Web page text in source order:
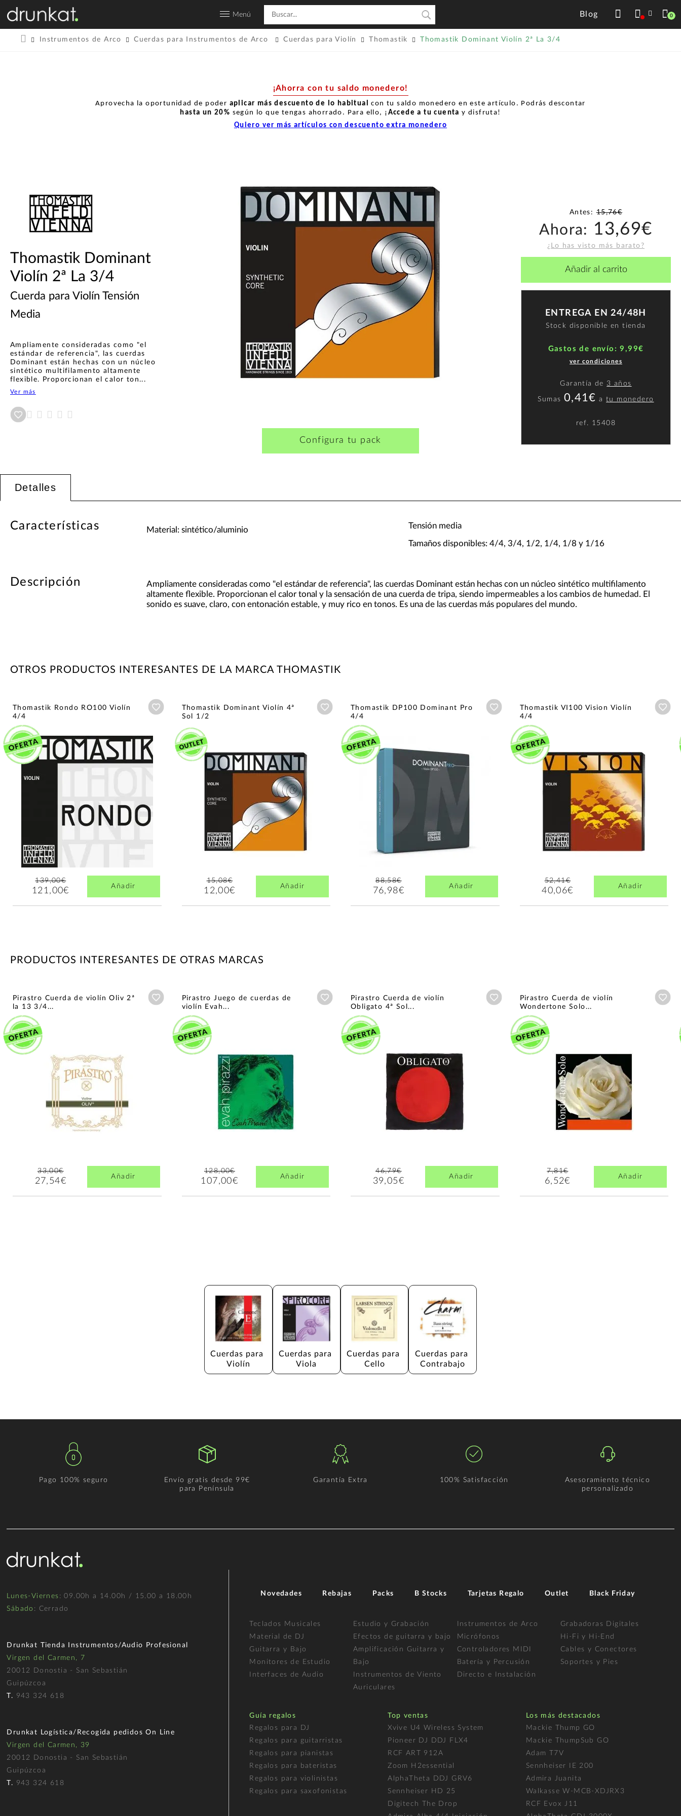
Menú Blog 0
Instrumentos de Arco Cuerdas para Instrumentos de Arco Cuerdas para Violín Thomastik Thomastik Dominant Violín 2ª La 3/4
¡Ahorra con tu saldo monedero!
Aprovecha la oportunidad de poder aplicar más descuento de lo habitual con tu saldo monedero en este artículo. Podrás descontar
hasta un 20% según lo que tengas ahorrado. Para ello, ¡ Accede a tu cuenta y disfruta!
Quiero ver más artículos con descuento extra monedero
Thomastik Dominant
Violín 2ª La 3/4
Cuerda para Violín Tensión
Media
Ampliamente consideradas como "el
estándar de referencia", las cuerdas
Dominant están hechas con un núcleo
sintético multifilamento altamente
flexible. Proporcionan el calor ton...
Ver más
Configura tu pack
Antes:15,76€
Ahora: 13,69€
¿Lo has visto más barato?
Añadir al carrito
ENTREGA EN 24/48H
Stock disponible en tienda
Gastos de envío: 9,99€
ver condiciones
Garantía de 3 años
Sumas 0,41€ atu monedero
ref. 15408
Detalles
Características Material: sintético/aluminio Tensión media
Tamaños disponibles: 4/4, 3/4, 1/2, 1/4, 1/8 y 1/16
Descripción
Ampliamente consideradas como "el estándar de referencia", las cuerdas Dominant están hechas con un núcleo sintético multifilamento
altamente flexible. Proporcionan el calor tonal y la sensación de una cuerda de tripa, siendo impermeables a los cambios de humedad. El
sonido es suave, claro, con entonación estable, y muy rico en tonos. Es una de las cuerdas más populares del mundo.
OTROS PRODUCTOS INTERESANTES DE LA MARCA THOMASTIK
Thomastik Rondo RO100 Violín
4/4
Añadir a wishlist
139,00€
121,00€ Añadir
Thomastik Dominant Violín 4ª
Sol 1/2
Añadir a wishlist
15,08€
12,00€ Añadir
Thomastik DP100 Dominant Pro
4/4
Añadir a wishlist
88,58€
76,98€ Añadir
Thomastik VI100 Vision Violín
4/4
52,41€
40,06€ Añadir
PRODUCTOS INTERESANTES DE OTRAS MARCAS
Pirastro Cuerda de violín Oliv 2ª
la 13 3/4...
Añadir a wishlist
33,00€
27,54€ Añadir
Pirastro Juego de cuerdas de
violín Evah...
Añadir a wishlist
128,00€
107,00€ Añadir
Pirastro Cuerda de violín
Obligato 4ª Sol...
Añadir a wishlist
46,79€
39,05€ Añadir
Pirastro Cuerda de violín
Wondertone Solo...
7,81€
6,52€ Añadir
Cuerdas para
Violín
Cuerdas para
Viola
Cuerdas para
Cello
Cuerdas para
Contrabajo
Pago 100% seguro
Envío gratis desde 99€
para Península
Garantía Extra 100% Satisfacción
Asesoramiento técnico
personalizado
Lunes-Viernes : 09.00h a 14.00h / 15.00 a 18.00h
Sábado : Cerrado
Drunkat Tienda Instrumentos/Audio Profesional
Virgen del Carmen, 7
20012 Donostia - San Sebastián
Guipúzcoa
T. 943 324 618
Drunkat Logística/Recogida pedidos On Line
Virgen del Carmen, 39
20012 Donostia - San Sebastián
Guipúzcoa
T. 943 324 618
Novedades Rebajas Packs B Stocks Tarjetas Regalo Outlet Black Friday
Teclados Musicales
Material de DJ
Guitarra y Bajo
Monitores de Estudio
Interfaces de Audio
Estudio y Grabación
Efectos de guitarra y bajo
Amplificación Guitarra y
Bajo
Instrumentos de Viento
Auriculares
Instrumentos de Arco
Micrófonos
Controladores MIDI
Batería y Percusión
Directo e Instalación
Grabadoras Digitales
Hi-Fi y Hi-End
Cables y Conectores
Soportes y Pies
Guía regalos
Regalos para DJ
Regalos para guitarristas
Regalos para pianistas
Regalos para bateristas
Regalos para violinistas
Regalos para saxofonistas
Top ventas
Xvive U4 Wireless System
Pioneer DJ DDJ FLX4
RCF ART 912A
Zoom H2essential
AlphaTheta DDJ GRV6
Sennheiser HD 25
Digitech The Drop
Los más destacados
Mackie Thump GO
Mackie ThumpSub GO
Adam T7V
Sennheiser IE 200
Admira Juanita
Walkasse W-MCB-XDJRX3
RCF Evox J11